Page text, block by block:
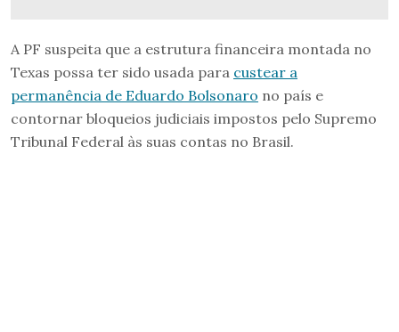
A PF suspeita que a estrutura financeira montada no
Texas possa ter sido usada para custear a
permanência de Eduardo Bolsonaro no país e
contornar bloqueios judiciais impostos pelo Supremo
Tribunal Federal às suas contas no Brasil.